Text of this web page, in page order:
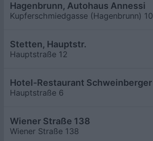
Hagenbrunn, Autohaus Annessi
Kupferschmiedgasse (Hagenbrunn) 10
Stetten, Hauptstr.
Hauptstraße 12
Hotel-Restaurant Schweinberger
Hauptstraße 6
Wiener Straße 138
Wiener Straße 138